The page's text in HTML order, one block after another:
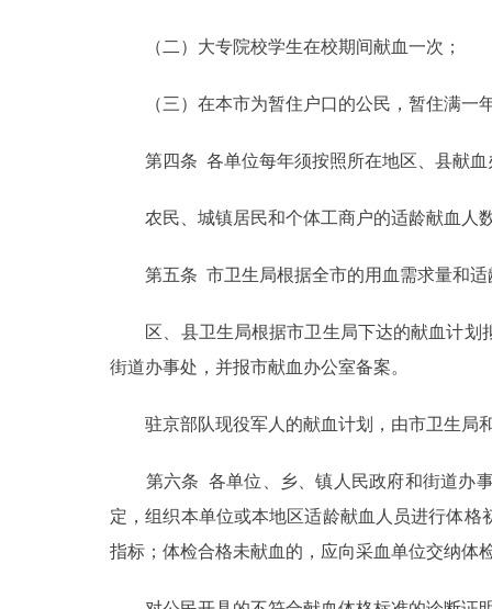
DEUTSCH
ESPAÑOL
（二）大专院校学生在校期间献血一次；
（三）在本市为暂住户口的公民，暂住满一
第四条 各单位每年须按照所在地区、县献血
农民、城镇居民和个体工商户的适龄献血人
第五条 市卫生局根据全市的用血需求量和适
区、县卫生局根据市卫生局下达的献血计划
街道办事处，并报市献血办公室备案。
驻京部队现役军人的献血计划，由市卫生局
第六条 各单位、乡、镇人民政府和街道办事
定，组织本单位或本地区适龄献血人员进行体
指标；体检合格未献血的，应向采血单位交纳体